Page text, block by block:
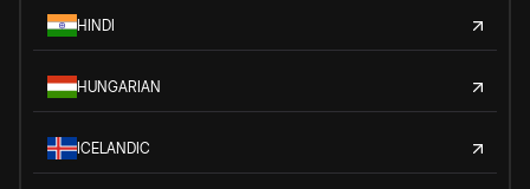
HINDI
HUNGARIAN
ICELANDIC